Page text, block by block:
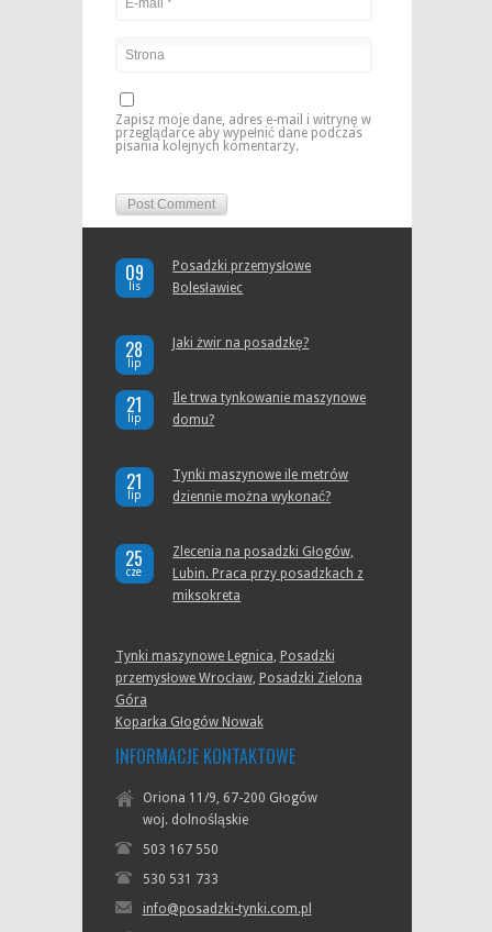
Zapisz moje dane, adres e-mail i witrynę w
przeglądarce aby wypełnić dane podczas
pisania kolejnych komentarzy.
09
lis
Posadzki przemysłowe
Bolesławiec
28
lip
Jaki żwir na posadzkę?
21
lip
Ile trwa tynkowanie maszynowe
domu?
21
lip
Tynki maszynowe ile metrów
dziennie można wykonać?
25
cze
Zlecenia na posadzki Głogów,
Lubin. Praca przy posadzkach z
miksokreta
Tynki maszynowe Legnica Posadzki
przemysłowe Wrocław, Posadzki Zielona
Góra
Koparka Głogów Nowak
INFORMACJE KONTAKTOWE
Oriona 11/9, 67-200 Głogów
woj. dolnośląskie
503 167 550
530 531 733
info@posadzki-tynki.com.pl